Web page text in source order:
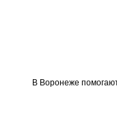
В Воронеже